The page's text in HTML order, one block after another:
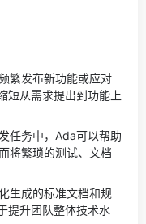
繁发布新功能或应对
短从需求提出到功能上
任务中，Ada可以帮助
将繁琐的测试、文档
生成的标准文档和规
提升团队整体技术水